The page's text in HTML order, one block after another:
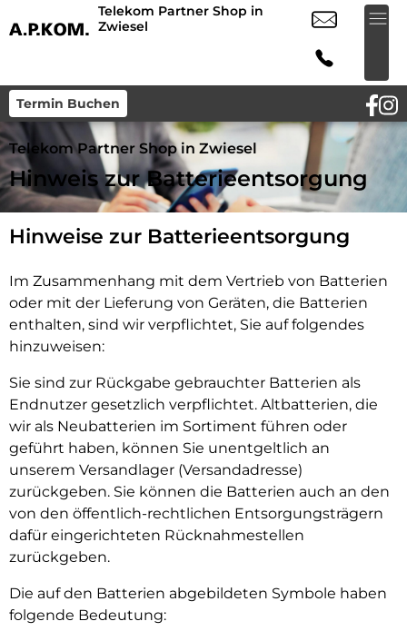
Telekom Partner Shop in
Zwiesel
Termin Buchen
Telekom Partner Shop in Zwiesel
Hinweis zur Batterieentsorgung
Hinweise zur Batterieentsorgung
Im Zusammenhang mit dem Vertrieb von Batterien
oder mit der Lieferung von Geräten, die Batterien
enthalten, sind wir verpflichtet, Sie auf folgendes
hinzuweisen:
Sie sind zur Rückgabe gebrauchter Batterien als
Endnutzer gesetzlich verpflichtet. Altbatterien, die
wir als Neubatterien im Sortiment führen oder
geführt haben, können Sie unentgeltlich an
unserem Versandlager (Versandadresse)
zurückgeben. Sie können die Batterien auch an den
von den öffentlich-rechtlichen Entsorgungsträgern
dafür eingerichteten Rücknahmestellen
zurückgeben.
Die auf den Batterien abgebildeten Symbole haben
folgende Bedeutung: